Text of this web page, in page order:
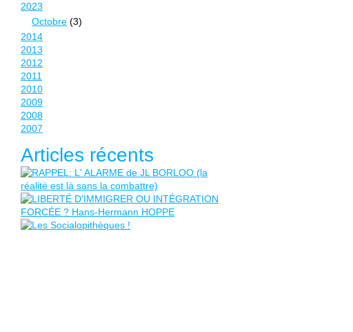
2023
Octobre (3)
2014
2013
2012
2011
2010
2009
2008
2007
Articles récents